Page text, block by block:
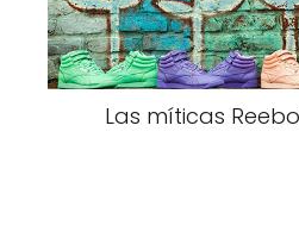
Las míticas